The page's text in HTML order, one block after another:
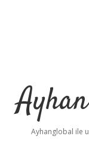
Ayhanglobal ile